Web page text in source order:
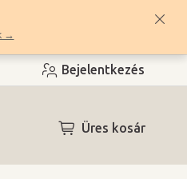
→
Bejelentkezés
KOSÁR
Üres kosár